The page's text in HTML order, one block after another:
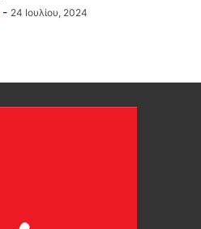
- 24 Ιουλίου, 2024